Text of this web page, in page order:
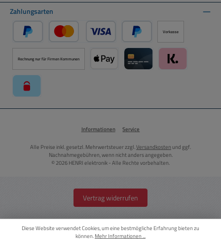
Zahlungsarten
PayPal Kredit- oder Debitkarte über PayPal
Später Bezahlen über PayPal
Vorkasse
Rechnung nur für Firmen Kommunen
Informationen Service
Alle Preise inkl. gesetzl. Mehrwertsteuer zzgl.Versandkosten und ggf.
Nachnahmegebühren, wenn nicht anders angegeben.
© 2026 HENRI elektronik - Alle Rechte vorbehalten.
Vertrag widerrufen
Diese Website verwendet Cookies, um eine bestmögliche Erfahrung bieten zu
können.Mehr Informationen ...